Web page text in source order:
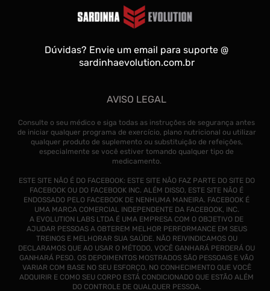
Dúvidas? Envie um email para suporte @
sardinhaevolution.com.br
AVISO LEGAL
Consulte o seu médico e siga todas as instruções de segurança antes
de iniciar qualquer programa de exercício, plano nutricional ou utilizar
qualquer produto de suplemento ou substituição de refeições,
especialmente se você estiver tomando qualquer tipo de
medicamento.
ESTE SITE NÃO É DO FACEBOOK: ESTE SITE NÃO FAZ PARTE DO SITE DO
FACEBOOK OU DO FACEBOOK INC. ALÉM DISSO, ESTE SITE NÃO É
ENDOSSADO PELO FACEBOOK DE NENHUMA MANEIRA. FACEBOOK É
UMA MARCA COMERCIAL INDEPENDENTE DA FACEBOOK, INC.
A EVOLUTION LABS LTDA É UMA EMPRESA COM O OBJETIVO DE
AJUDAR PESSOAS A OBTEREM MELHOR PERFORMANCE EM SEUS
TREINOS E MELHORAR SUA SAÚDE. NÃO REIVINDICAMOS OU
DECLARAMOS QUE AO USAR O MÉTODO, VOCÊ GANHARÁ PERDERÁ OU
GANHARÁ PESO. OS DEPOIMENTOS MOSTRADOS SÃO PESSOAIS E VÃO
VARIAR COM BASE NO SEU ESFORÇO, NO CONHECIMENTO QUE VOCÊ
ADQUIRIR E COMO SEU CORPO ESTÁ CONDICIONADO QUE ESTÃO ALÉM
DO CONTROLE DE QUALQUER PESSOA.